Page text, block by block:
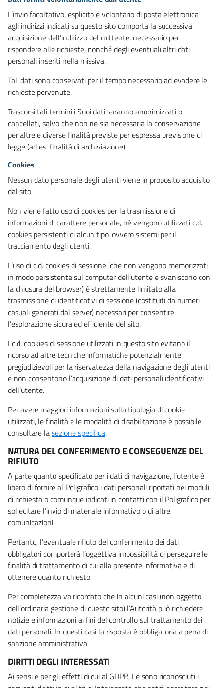
L’invio facoltativo, esplicito e volontario di posta elettronica
agli indirizzi indicati su questo sito comporta la successiva
acquisizione dell’indirizzo del mittente, necessario per
rispondere alle richieste, nonché degli eventuali altri dati
personali inseriti nella missiva.
Tali dati sono conservati per il tempo necessario ad evadere le
richieste pervenute.
Trascorsi tali termini i Suoi dati saranno anonimizzati o
cancellati, salvo che non ne sia necessaria la conservazione
per altre e diverse finalità previste per espressa previsione di
legge (ad es. finalità di archiviazione).
Cookies
Nessun dato personale degli utenti viene in proposito acquisito
dal sito.
Non viene fatto uso di cookies per la trasmissione di
informazioni di carattere personale, né vengono utilizzati c.d.
cookies persistenti di alcun tipo, ovvero sistemi per il
tracciamento degli utenti.
L’uso di c.d. cookies di sessione (che non vengono memorizzati
in modo persistente sul computer dell’utente e svaniscono con
la chiusura del browser) è strettamente limitato alla
trasmissione di identificativi di sessione (costituiti da numeri
casuali generati dal server) necessari per consentire
l’esplorazione sicura ed efficiente del sito.
I c.d. cookies di sessione utilizzati in questo sito evitano il
ricorso ad altre tecniche informatiche potenzialmente
pregiudizievoli per la riservatezza della navigazione degli utenti
e non consentono l’acquisizione di dati personali identificativi
dell’utente.
Per avere maggiori informazioni sulla tipologia di cookie
utilizzati, le finalità e le modalità di disabilitazione è possibile
consultare lasezione specifica.
NATURA DEL CONFERIMENTO E CONSEGUENZE DEL
RIFIUTO
A parte quanto specificato per i dati di navigazione, l’utente è
libero di fornire al Poligrafico i dati personali riportati nei moduli
di richiesta o comunque indicati in contatti con il Poligrafico per
sollecitare l’invio di materiale informativo o di altre
comunicazioni.
Pertanto, l’eventuale rifiuto del conferimento dei dati
obbligatori comporterà l’oggettiva impossibilità di perseguire le
finalità di trattamento di cui alla presente Informativa e di
ottenere quanto richiesto.
Per completezza va ricordato che in alcuni casi (non oggetto
dell’ordinaria gestione di questo sito) l’Autorità può richiedere
notizie e informazioni ai fini del controllo sul trattamento dei
dati personali. In questi casi la risposta è obbligatoria a pena di
sanzione amministrativa.
DIRITTI DEGLI INTERESSATI
Ai sensi e per gli effetti di cui al GDPR, Le sono riconosciuti i